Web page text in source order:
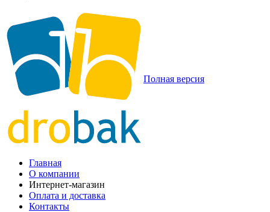
Полная версия
Главная
О компании
Интернет-магазин
Оплата и доставка
Контакты